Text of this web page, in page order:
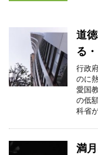
道
る
行政
のに
愛国
の低
科省
満